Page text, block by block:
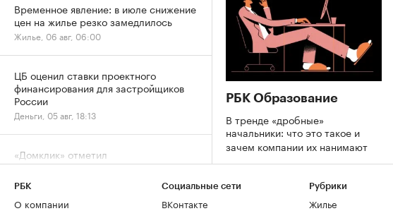
РБК Образование
В тренде «дробные»
начальники: что это такое и
зачем компании их нанимают
Временное явление: в июле снижение
цен на жилье резко замедлилось
Жилье, 06 авг, 06:00
ЦБ оценил ставки проектного
финансирования для застройщиков
России
Деньги, 05 авг, 18:13
«Домклик» отметил
перераспределение ипотечного
спроса в сторону вторички
Деньги, 05 авг, 15:13
РБК
О компании
Социальные сети
ВКонтакте
Рубрики
Жилье